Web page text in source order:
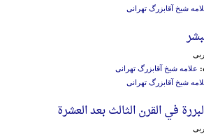
شیخ آقابزرگ تهرانی
علامه شیخ آقابزرگ تهرانی
شیخ آقابزرگ تهرانی
في القرن الثالث بعد العشرة